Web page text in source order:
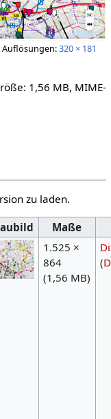
Auflösungen:320 × 181
1,56 MB, MIME-
zu laden.
Maße
1.525 ×
864
(1,56 MB)
(